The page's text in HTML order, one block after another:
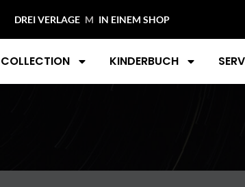
DREI VERLAGE MIDAS CO IN EINEM SHOP
COLLECTION KINDERBUCH